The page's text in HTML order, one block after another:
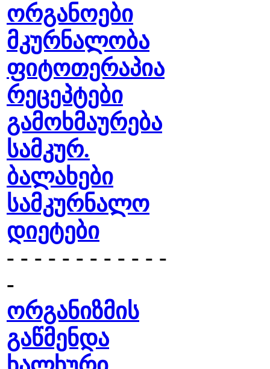
ორგანოები
მკურნალობა
ფიტოთერაპია
რეცეპტები
გამოხმაურება
სამკურ.
ბალახები
სამკურნალო
დიეტები
- - - - - - - - - - - -
-
ორგანიზმის
გაწმენდა